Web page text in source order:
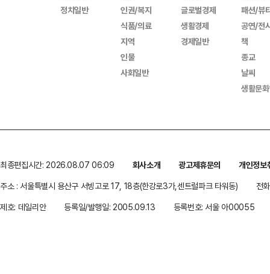
정치일반
인권/복지
식품/의료
지역
인물
사회일반
글로벌경제
생활경제
경제일반
패션/뷰
공연/전
책
종교
날씨
생활문
최종편집시간: 2026.08.07 06:09 회사소개 광고제휴문의
개인정보
주소 : 서울특별시 용산구 서빙고로 17, 18층(한강로3가,센트럴파크 타워동)
전
제호: 데일리안
등록일/발행일: 2005.09.13 등록번호: 서울 아00055